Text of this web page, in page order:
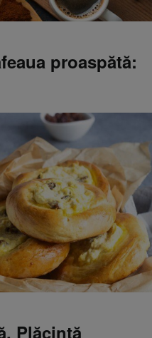
proaspătă:
Plăcintă